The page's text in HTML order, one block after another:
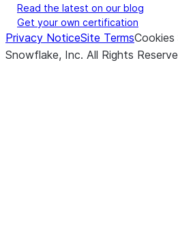
Read the latest on our blog
Get your own certification
Privacy NoticeSite Terms
Snowflake, Inc. All Rights